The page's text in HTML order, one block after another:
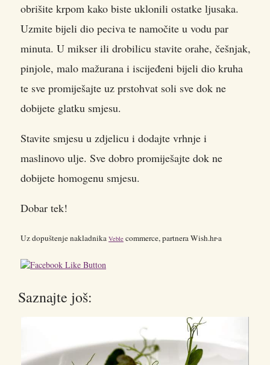
obrišite krpom kako biste uklonili ostatke ljusaka.
Uzmite bijeli dio peciva te namočite u vodu par
minuta. U mikser ili drobilicu stavite orahe, češnjak,
pinjole, malo mažurana i iscijeđeni bijeli dio kruha
te sve promiješajte uz prstohvat soli sve dok ne
dobijete glatku smjesu.
Stavite smjesu u zdjelicu i dodajte vrhnje i
maslinovo ulje. Sve dobro promiješajte dok ne
dobijete homogenu smjesu.
Dobar tek!
Uz dopuštenje nakladnika Veble commerce, partnera Wish.hr-a
Saznajte još: